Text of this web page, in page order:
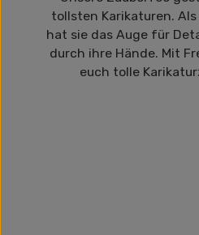
tollsten Karikaturen.
hat sie das Auge für
durch ihre Hände. Mit
euch tolle